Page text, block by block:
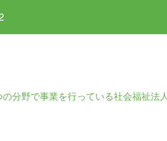
分野で事業を行っている社会福祉